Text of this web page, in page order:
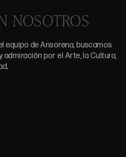
NOSOTROS
equipo de Ansorena, buscamos
admiración por el Arte, la Cultura,